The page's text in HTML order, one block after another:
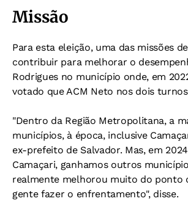
Missão
Para esta eleição, uma das missões
contribuir para melhorar o
Rodrigues no município onde, em
votado que ACM Neto nos dois
"Dentro da Região Metropolitana, a
municípios, à época, inclusive
ex-prefeito de Salvador. Mas, em
Camaçari, ganhamos outros
realmente melhorou muito do ponto
gente fazer o enfrentamento", disse.